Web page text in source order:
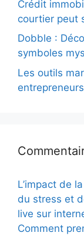
Crédit
courtier peut
Dobble :
symboles
Les outils
entrepreneurs
L’impact de
du stress et
live sur
Comment